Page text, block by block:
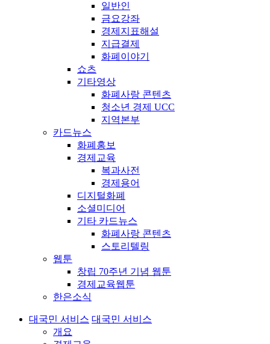
일반인
금요강좌
경제지표해설
지급결제
화폐이야기
쇼츠
기타영상
화폐사랑 콘텐츠
청소년 경제 UCC
지역본부
카드뉴스
화폐홍보
경제교육
복과사전
경제용어
디지털화폐
소셜미디어
기타 카드뉴스
화폐사랑 콘텐츠
스토리텔링
웹툰
창립 70주년 기념 웹툰
경제교육웹툰
한은소식
대국민 서비스 대국민 서비스
개요